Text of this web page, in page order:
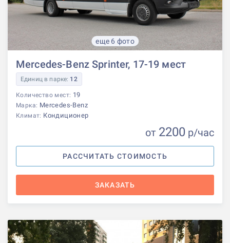
еще 6 фото
Mercedes-Benz Sprinter, 17-19 мест
Единиц в парке: 12
Количество мест: 19
Марка: Mercedes-Benz
Климат: Кондиционер
от 2200 р/час
РАССЧИТАТЬ СТОИМОСТЬ
ЗАКАЗАТЬ